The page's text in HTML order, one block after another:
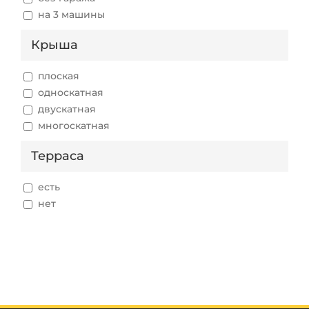
на 3 машины
Крыша
плоская
односкатная
двускатная
многоскатная
Терраса
есть
нет